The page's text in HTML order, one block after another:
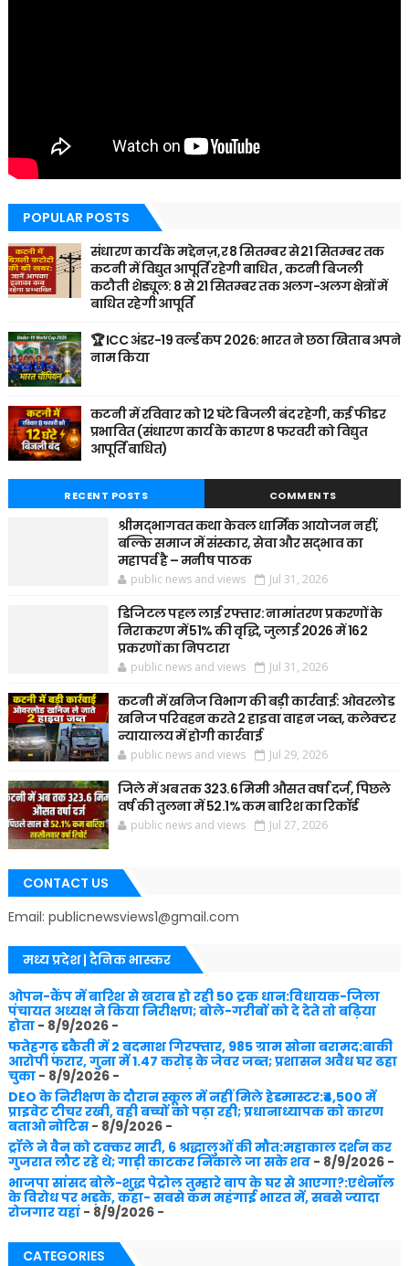
POPULAR POSTS
संधारण कार्य के मद्देनज़,र 8 सितम्बर से 21 सितम्बर तक
कटनी में विद्युत आपूर्ति रहेगी बाधित , कटनी बिजली
कटौती शेड्यूल: 8 से 21 सितम्बर तक अलग-अलग क्षेत्रों में
बाधित रहेगी आपूर्ति
🏆 ICC अंडर-19 वर्ल्ड कप 2026: भारत ने छठा खिताब अपने
नाम किया
कटनी में रविवार को 12 घंटे बिजली बंद रहेगी, कई फीडर
प्रभावित (संधारण कार्य के कारण 8 फरवरी को विद्युत
आपूर्ति बाधित)
RECENT POSTS COMMENTS
श्रीमद्भागवत कथा केवल धार्मिक आयोजन नहीं,
बल्कि समाज में संस्कार, सेवा और सद्भाव का
महापर्व है – मनीष पाठक
public news and views Jul 31, 2026
डिजिटल पहल लाई रफ्तार: नामांतरण प्रकरणों के
निराकरण में 51% की वृद्धि, जुलाई 2026 में 162
प्रकरणों का निपटारा
public news and views Jul 31, 2026
कटनी में खनिज विभाग की बड़ी कार्रवाई: ओवरलोड
खनिज परिवहन करते 2 हाइवा वाहन जब्त, कलेक्टर
न्यायालय में होगी कार्रवाई
public news and views Jul 29, 2026
जिले में अब तक 323.6 मिमी औसत वर्षा दर्ज, पिछले
वर्ष की तुलना में 52.1% कम बारिश का रिकॉर्ड
public news and views Jul 27, 2026
CONTACT US
Email: publicnewsviews1@gmail.com
मध्य प्रदेश | दैनिक भास्कर
ओपन-कैंप में बारिश से खराब हो रही 50 ट्रक धान:विधायक-जिला
पंचायत अध्यक्ष ने किया निरीक्षण; बोले-गरीबों को दे देते तो बढ़िया
होता- 8/9/2026-
फतेहगढ़ डकैती में 2 बदमाश गिरफ्तार, 985 ग्राम सोना बरामद:बाकी
आरोपी फरार, गुना में 1.47 करोड़ के जेवर जब्त; प्रशासन अवैध घर ढहा
चुका- 8/9/2026-
DEO के निरीक्षण के दौरान स्कूल में नहीं मिले हेडमास्टर:₹4,500 में
प्राइवेट टीचर रखी, वही बच्चों को पढ़ा रही; प्रधानाध्यापक को कारण
बताओ नोटिस- 8/9/2026-
ट्रॉले ने वैन को टक्कर मारी, 6 श्रद्धालुओं की मौत:महाकाल दर्शन कर
गुजरात लौट रहे थे; गाड़ी काटकर निकाले जा सके शव- 8/9/2026-
भाजपा सांसद बोले-शुद्ध पेट्रोल तुम्हारे बाप के घर से आएगा?:एथेनॉल
के विरोध पर भड़के, कहा- सबसे कम महंगाई भारत में, सबसे ज्यादा
रोजगार यहां- 8/9/2026-
CATEGORIES